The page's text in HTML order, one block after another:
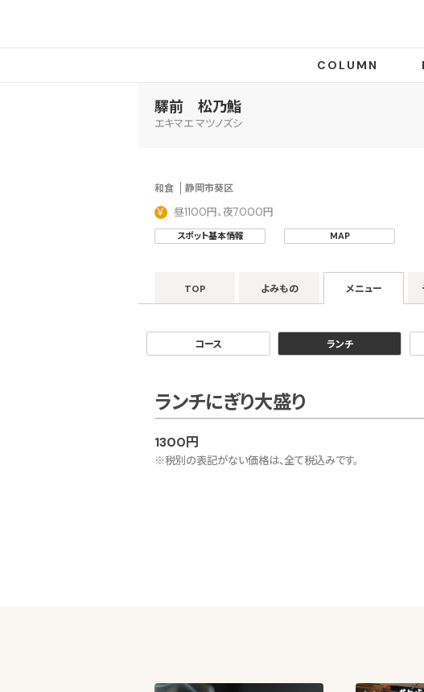
COLUMN
驛前 松乃鮨
エキマエ マツノズシ
和食 静岡市葵区
昼1100円、夜7000円
スポット基本情報 MAP
TOP よみもの メニュー
コース ランチ
ランチにぎり大盛り
1300円
※税別の表記がない価格は、全て税込みです。